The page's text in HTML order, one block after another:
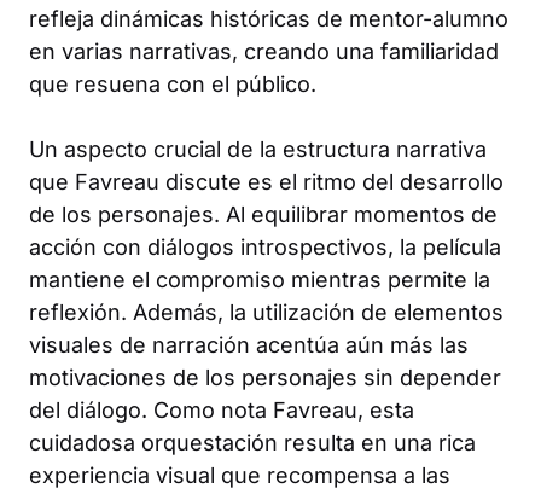
refleja dinámicas históricas de mentor-alumno
en varias narrativas, creando una familiaridad
que resuena con el público.
Un aspecto crucial de la estructura narrativa
que Favreau discute es el ritmo del desarrollo
de los personajes. Al equilibrar momentos de
acción con diálogos introspectivos, la película
mantiene el compromiso mientras permite la
reflexión. Además, la utilización de elementos
visuales de narración acentúa aún más las
motivaciones de los personajes sin depender
del diálogo. Como nota Favreau, esta
cuidadosa orquestación resulta en una rica
experiencia visual que recompensa a las